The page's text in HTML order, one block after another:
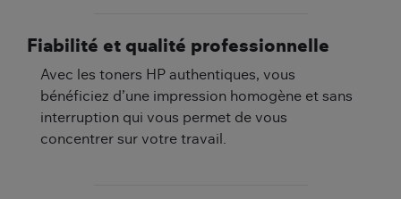
Fiabilité et qualité professionnelle
Avec les toners HP authentiques, vous
bénéficiez d’une impression homogène et sans
interruption qui vous permet de vous
concentrer sur votre travail.